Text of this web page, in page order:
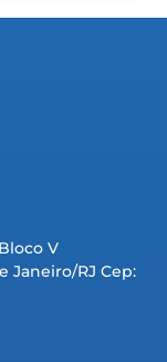
V
Janeiro/RJ Cep: